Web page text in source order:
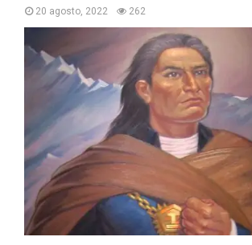
20 agosto, 2022 262